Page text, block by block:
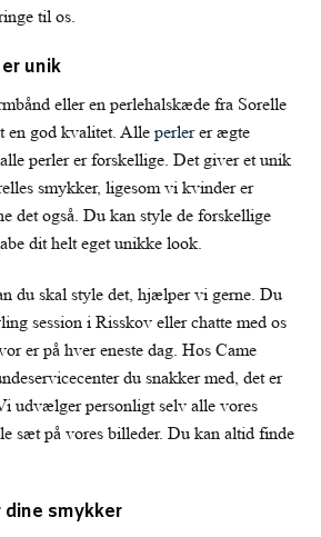
til os.
unik
eller en perlehalskæde fra Sorelle
en god kvalitet. Alle perlerer ægte
perler er forskellige. Det giver et unik
smykker, ligesom vi kvinder er
det også. Du kan style de forskellige
dit helt eget unikke look.
du skal style det, hjælper vi gerne. Du
session i Risskov eller chatte med os
er på hver eneste dag. Hos Came
du snakker med, det er
udvælger personligt selv alle vores
sæt på vores billeder. Du kan altid finde
smykker